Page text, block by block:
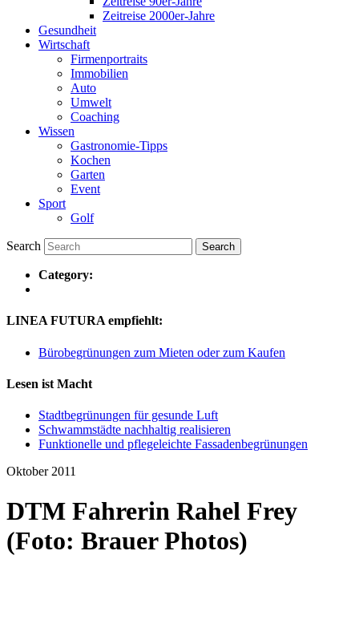
Zeitreise 2000er-Jahre
Gesundheit
Wirtschaft
Firmenportraits
Immobilien
Auto
Umwelt
Coaching
Wissen
Gastronomie-Tipps
Kochen
Garten
Event
Sport
Golf
Search
Category:
LINEA FUTURA empfiehlt:
Bürobegrünungen zum Mieten oder zum Kaufen
Lesen ist Macht
Stadtbegrünungen für gesunde Luft
Schwammstädte nachhaltig realisieren
Funktionelle und pflegeleichte Fassadenbegrünungen
Oktober 2011
DTM Fahrerin Rahel Frey
(Foto: Brauer Photos)